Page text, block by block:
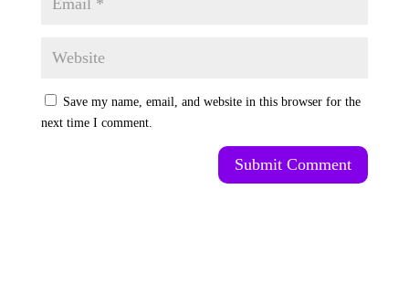
Save my name, email, and website in this browser for the
next time I comment.
Submit Comment